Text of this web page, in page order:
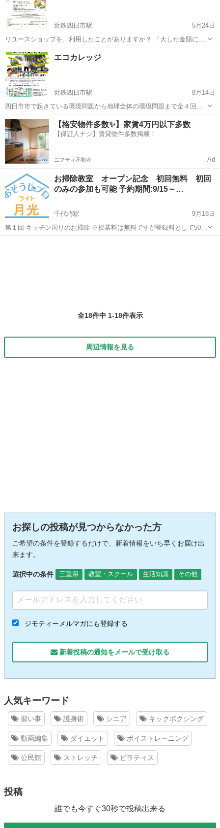
ます。 ３回以上受講いただくと修了証も...
近鉄四日市駅
5月24日
リユースショップを、利用したことがありますか？ 「大した金額にな
らないだろう」「連絡や持ち込みが面倒」と思って、 使える物を捨て
てしまうことも多いのではないでしょうか。 そのゴミになる資源を必
要な人へ繋げることが、リユ...
三重 四日市市
エコカレッジ
近鉄四日市駅
8月14日
四日市市で起きている環境問題から地球全体の環境問題まで全４回の
シリーズで学ぶことができます。 私たちの身近な生活と環境のつなが
りや、企業の環境の取り組みのほか、自然の浄化能力など、様々な視
点で学習できます。 バスツアーな...
三重 四日市市 近鉄四日市駅 その他
【格安物件多数✨】家賃4万円以下多数
【保証人ナシ】賃貸物件多数掲載！
ニフティ不動産 Ad
お掃除教室 オープン記念 初回無料 初回
のみの参加も可能 予約期間:9/15～…
千代崎駅
9月18日
第１回 キッチン周りのお掃除 ※授業料は無料ですが登録料として500
円だけ頂いております。 開催場所:鈴鹿コミュニティーセンター 予約
全18件中 1-18件表示
周辺情報を見る
お探しの投稿が見つからなかった方
ご希望の条件を登録するだけで、新着情報をいち早くお届け出
来ます。
選択中の条件 三重県 教室・スクール 生活知識 その他
ジモティーメルマガにも登録する
新着投稿の通知をメールで受け取る
人気キーワード
習い事 護身術 シニア キックボクシング
動画編集 ダイエット ボイストレーニング
公民館 ストレッチ ピラティス
投稿
誰でも今すぐ30秒で投稿出来る